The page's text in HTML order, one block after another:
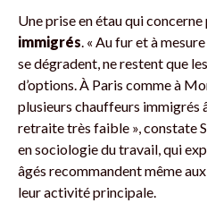
Une prise en étau qui concerne
immigrés . « Au fur et à
se dégradent, ne restent que
d’options. À Paris comme à
plusieurs chauffeurs immigrés
retraite très faible », constate
en sociologie du travail, qui
âgés recommandent même
leur activité principale.